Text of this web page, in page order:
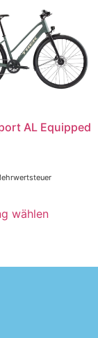
AL Equipped
wählen